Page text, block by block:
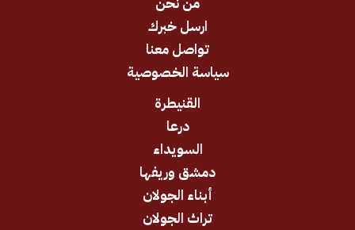
ارسل خبرك
تواصل معنا
سياسة الخصوصية
دمشق وريفها
أبناء الجولان
تراث الجولان